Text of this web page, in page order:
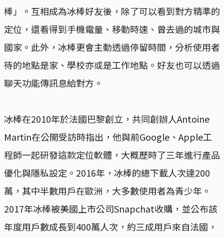
棒」。互相成為冰棒好友後，除了可以看到對方精準的
定位，還看得到手機電量、移動時速、曾去過的城市與
國家。此外，冰棒更會主動透過停留時間，分析使用者
待的地點是家、學校亦或是工作地點。好友也可以透過
聊天功能傳訊息給對方。
冰棒在2010年於法國巴黎創立，共同創辦人Antoine
Martin在公開受訪時指出，他與前Google、Apple工
程師一起研發這款定位軟體，大概歷時了三年進行產品
優化與隱私設定。2016年，冰棒的總下載人次達200
萬，其中半數用戶在歐洲，大多數使用者為青少年。
2017年冰棒被美國上市公司Snapchat收購，並公布該
年度用戶數成長到400萬人次，約三成用戶來自法國，